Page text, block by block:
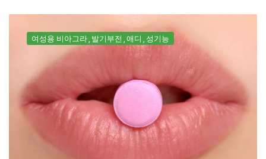
여성용 비아그라 발기부전 애디 성기능